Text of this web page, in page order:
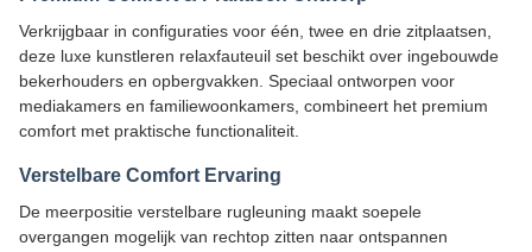
Verkrijgbaar in configuraties voor één, twee en drie zitplaatsen,
deze luxe kunstleren relaxfauteuil set beschikt over ingebouwde
bekerhouders en opbergvakken. Speciaal ontworpen voor
mediakamers en familiewoonkamers, combineert het premium
comfort met praktische functionaliteit.
Verstelbare Comfort Ervaring
De meerpositie verstelbare rugleuning maakt soepele
overgangen mogelijk van rechtop zitten naar ontspannen